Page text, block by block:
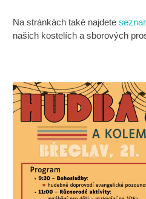
Na stránkách také najdete
našich kostelích a sborových